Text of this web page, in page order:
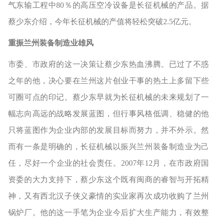
气东输工程中80％的高压空冷设备是长征机械的产品。据
蔡少东介绍，今年长征机械的产值将轻松突破2.5亿元。
重振兰州装备制造业雄风
市委、市政府的这一决策让蔡少东热血沸腾。已过了不惑
之年的他，决心要在兰州这片创业干事的热土上多留下些
可圈可点的印记。蔡少东早就为长征机械的未来规划了一
幅志向高远的战略发展蓝图，但行事风格低调、稳健的他
只将蓝图作为企业内部的发展目标而努力，并不外示。然
而有一条是明确的，长征机械以振兴兰州装备制造业为己
任，尽好一个企业的社会责任。2007年12月，在市政府国
资委的大力支持下，蔡少东这个既有闽商的睿智与开拓精
神，又有西北汉子侠义豪情的实业家再次成功收购了兰州
锅炉厂。他的这一手笔为企业今后扩大生产能力，有效整